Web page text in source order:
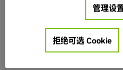
计、测试和优化新一代智能制
厂），早在施工启动前即可实
络基础设施的测试与优化。
阅读博客
管理设
拒绝可选 Cookie